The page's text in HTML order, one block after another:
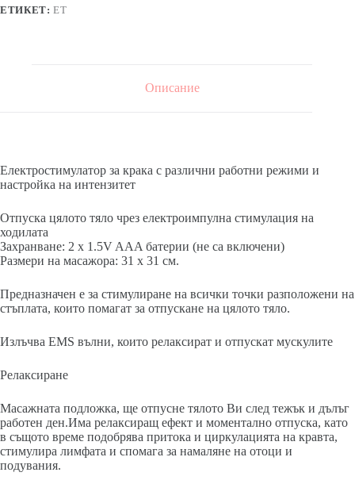
ЕТИКЕТ:ЕТ
Описание
Електростимулатор за крака с различни работни режими и
настройка на интензитет
Отпуска цялото тяло чрез електроимпулна стимулация на
ходилата
Захранване: 2 x 1.5V AAA батерии (не са включени)
Размери на масажора: 31 x 31 см.
Предназначен е за стимулиране на всички точки разположени на
стъплата, които помагат за отпускане на цялото тяло.
Излъчва EMS вълни, които релаксират и отпускат мускулите
Релаксиране
Масажната подложка, ще отпусне тялото Ви след тежък и дълъг
работен ден.Има релаксиращ ефект и моментално отпуска, като
в същото време подобрява притока и циркулацията на кравта,
стимулира лимфата и спомага за намаляне на отоци и
подувания.